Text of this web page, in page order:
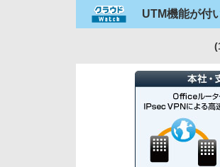
UTM機能が付